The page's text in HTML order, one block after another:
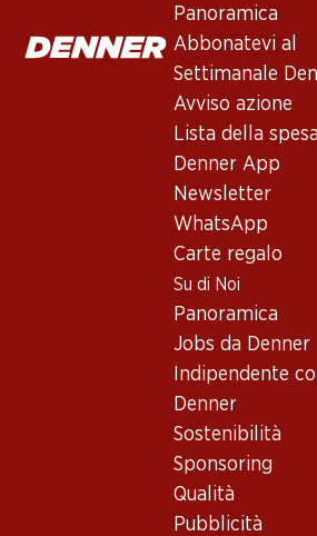
Panoramica
Abbonatevi al
Settimanale
Avviso azione
Lista della spesa
Denner App
Newsletter
WhatsApp
Carte regalo
Su di Noi
Panoramica
Jobs da Denner
Indipendente
Denner
Sostenibilità
Sponsoring
Qualità
Pubblicità
3 Prodotti
In alto
Con la newsletter di Denner si rimane